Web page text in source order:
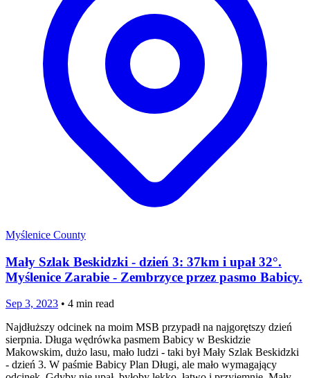
Myślenice County
Mały Szlak Beskidzki - dzień 3: 37km i upał 32°.
Myślenice Zarabie - Zembrzyce przez pasmo Babicy.
Sep 3, 2023 • 4 min read
Najdłuższy odcinek na moim MSB przypadł na najgorętszy dzień
sierpnia. Długa wędrówka pasmem Babicy w Beskidzie
Makowskim, dużo lasu, mało ludzi - taki był Mały Szlak Beskidzki
- dzień 3. W paśmie Babicy Plan Długi, ale mało wymagający